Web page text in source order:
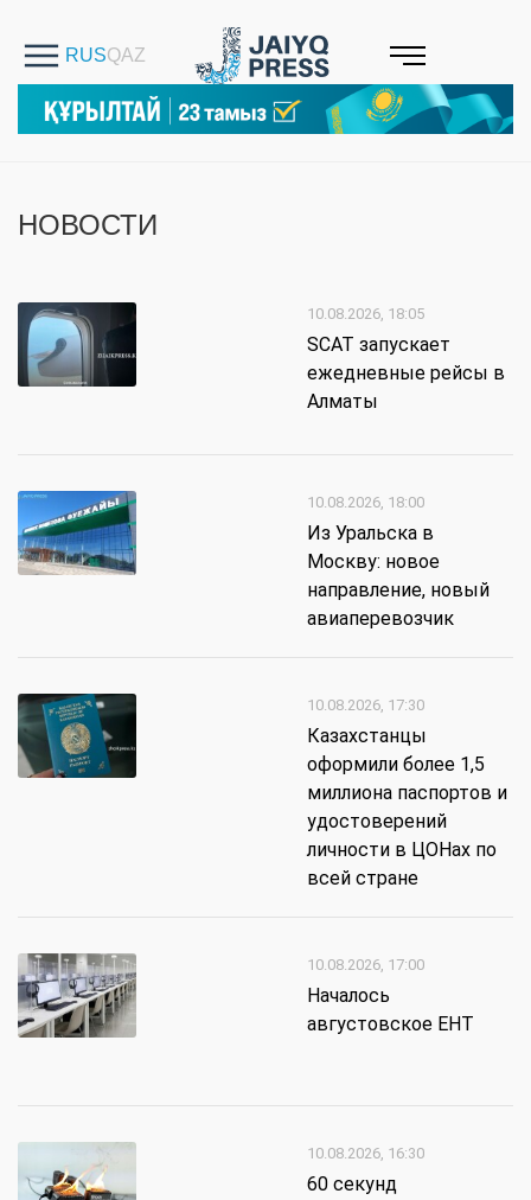
НОВОСТИ
10.08.2026, 18:05
SCAT запускает
ежедневные рейсы в
Алматы
10.08.2026, 18:00
Из Уральска в
Москву: новое
направление, новый
авиаперевозчик
10.08.2026, 17:30
Казахстанцы
оформили более 1,5
миллиона паспортов и
удостоверений
личности в ЦОНах по
всей стране
10.08.2026, 17:00
Началось
августовское ЕНТ
10.08.2026, 16:30
60 секунд